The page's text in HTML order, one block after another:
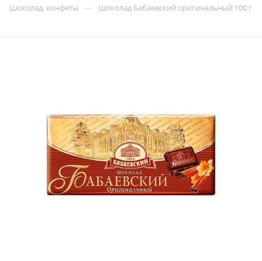
Шоколад, конфеты — Шоколад Бабаевский оригинальный 100 г